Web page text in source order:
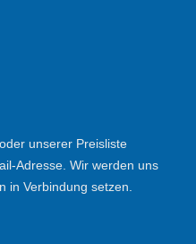
unserer Preisliste
Adresse. Wir werden uns
in Verbindung setzen.